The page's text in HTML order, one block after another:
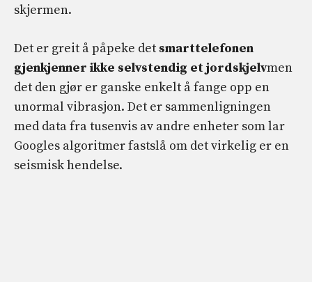
skjermen.
Det er greit å påpeke det smarttelefonen
gjenkjenner ikke selvstendig et jordskjelvmen
det den gjør er ganske enkelt å fange opp en
unormal vibrasjon. Det er sammenligningen
med data fra tusenvis av andre enheter som lar
Googles algoritmer fastslå om det virkelig er en
seismisk hendelse.